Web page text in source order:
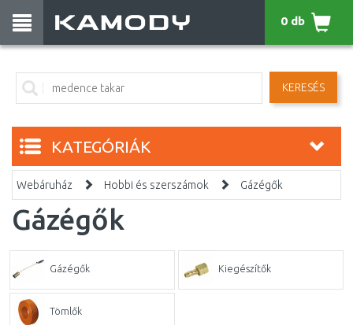
KERESÉS
0 db
KATEGÓRIÁK
Webáruház Hobbi és szerszámok Gázégők
Gázégők
Gázégők Kiegészítők
Tömlők